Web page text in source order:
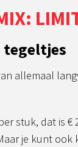
tegeltjes
allemaal
stuk, dat is
je kunt ook